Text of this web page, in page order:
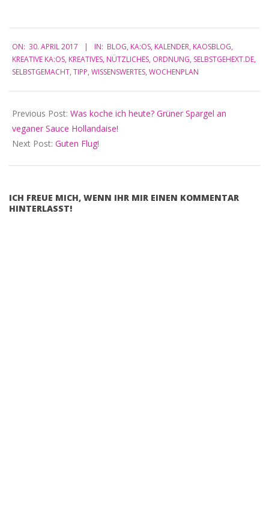
29 Was koche ich heute? -
04-
30
ON: 30. APRIL 2017 IN: BLOG, KA:OS, KALENDER, KAOSBLOG,
KREATIVE KA:OS, KREATIVES, NÜTZLICHES, ORDNUNG, SELBSTGEHEXT.DE,
SELBSTGEMACHT, TIPP, WISSENSWERTES, WOCHENPLAN
Previous Post: Was koche ich heute? Grüner Spargel an
veganer Sauce Hollandaise!
Next Post: Guten Flug!
ICH FREUE MICH, WENN IHR MIR EINEN KOMMENTAR
HINTERLASST!